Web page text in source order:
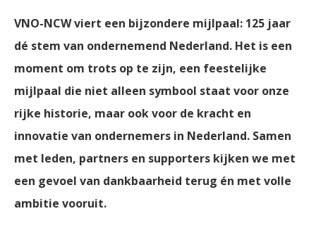
VNO-NCW viert een bijzondere mijlpaal: 125 jaar
dé stem van ondernemend Nederland. Het is een
moment om trots op te zijn, een feestelijke
mijlpaal die niet alleen symbool staat voor onze
rijke historie, maar ook voor de kracht en
innovatie van ondernemers in Nederland. Samen
met leden, partners en supporters kijken we met
een gevoel van dankbaarheid terug én met volle
ambitie vooruit.